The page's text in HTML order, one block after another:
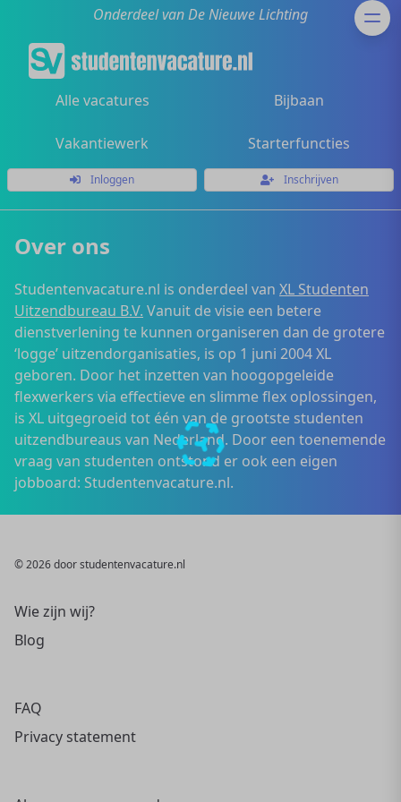
Onderdeel van De Nieuwe Lichting
Alle vacatures Bijbaan
Vakantiewerk Starterfuncties
Inloggen Inschrijven
Over ons
Studentenvacature.nl is onderdeel van XL Studenten
Uitzendbureau B.V. Vanuit de visie een betere
dienstverlening te kunnen organiseren dan de grotere
‘logge’ uitzendorganisaties, is op 1 juni 2004 XL
geboren. Door het inzetten van hoogopgeleide
flexwerkers via effectieve en slimme flex oplossingen,
is XL uitgegroeid tot één van de grootste studenten
uitzendbureaus van Nederland. Door een toenemende
vraag van studenten ontstond er ook een eigen
jobboard: Studentenvacature.nl.
© 2026 door studentenvacature.nl
Wie zijn wij?
Blog
FAQ
Privacy statement